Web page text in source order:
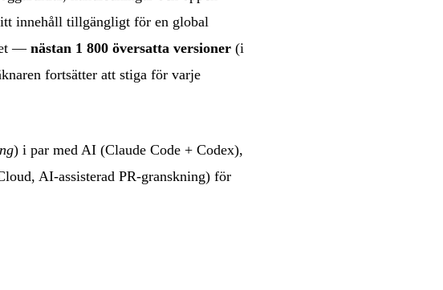
innehåll tillgängligt för en global
—nästan 1 800 översatta versioner (i
fortsätter att stiga för varje
) i par med AI (Claude Code + Codex),
AI-assisterad PR-granskning) för